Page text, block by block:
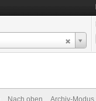
Nach oben Archiv-Modus